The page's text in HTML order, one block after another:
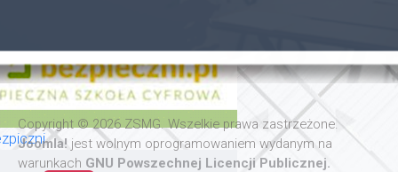
Copyright © 2026 ZSMG. Wszelkie prawa zastrzeżone.
Joomla! jest wolnym oprogramowaniem wydanym na
warunkach GNU Powszechnej Licencji Publicznej.